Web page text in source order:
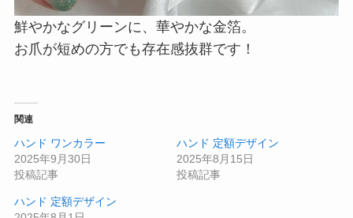
鮮やかなグリーンに、華やかな金箔。
お爪が短めの方でも存在感抜群です！
関連
ハンド ワンカラー
2025年9月30日
投稿記事
ハンド 定額デザイン
2025年8月15日
投稿記事
ハンド 定額デザイン